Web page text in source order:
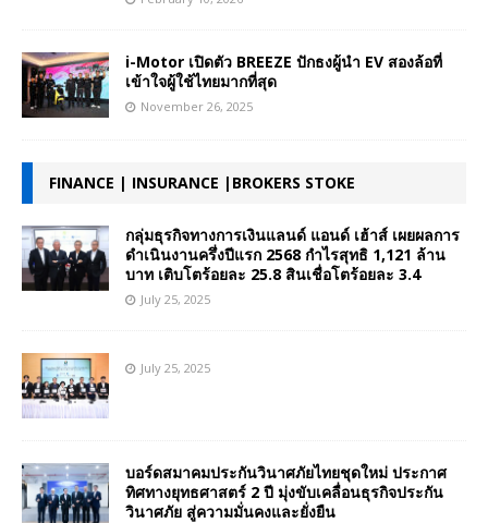
i-Motor เปิดตัว BREEZE ปักธงผู้นำ EV สองล้อที่
เข้าใจผู้ใช้ไทยมากที่สุด
November 26, 2025
FINANCE | INSURANCE |BROKERS STOKE
กลุ่มธุรกิจทางการเงินแลนด์ แอนด์ เฮ้าส์ เผยผลการ
ดำเนินงานครึ่งปีแรก 2568 กำไรสุทธิ 1,121 ล้าน
บาท เติบโตร้อยละ 25.8 สินเชื่อโตร้อยละ 3.4
July 25, 2025
July 25, 2025
บอร์ดสมาคมประกันวินาศภัยไทยชุดใหม่ ประกาศ
ทิศทางยุทธศาสตร์ 2 ปี มุ่งขับเคลื่อนธุรกิจประกัน
วินาศภัย สู่ความมั่นคงและยั่งยืน